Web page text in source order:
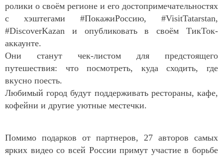
ролики о своём регионе и его достопримечательностях
с хэштегами #ПокажиРоссию, #VisitTatarstan,
#DiscoverKazan и опубликовать в своём ТикТок-
аккаунте.
Они станут чек-листом для предстоящего
путешествия: что посмотреть, куда сходить, где
вкусно поесть.
Любимый город будут поддерживать рестораны, кафе,
кофейни и другие уютные местечки.
Помимо подарков от партнеров, 27 авторов самых
ярких видео со всей России примут участие в борьбе